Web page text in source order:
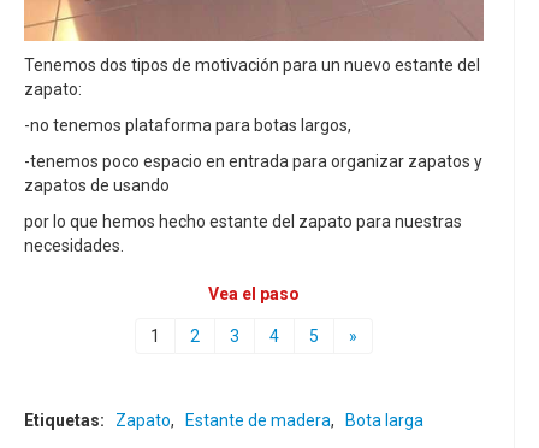
Tenemos dos tipos de motivación para un nuevo estante del
zapato:
-no tenemos plataforma para botas largos,
-tenemos poco espacio en entrada para organizar zapatos y
zapatos de usando
por lo que hemos hecho estante del zapato para nuestras
necesidades.
Vea el paso
1 2 3 4 5 »
Etiquetas: Zapato, Estante de madera, Bota larga